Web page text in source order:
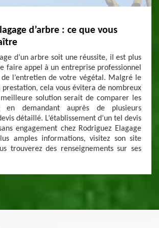
d’arbre : ce que vous
d’un arbre soit une réussite, il est plus
faire appel à un entreprise professionnel
de l’entretien de votre végétal. Malgré le
prestation, cela vous évitera de nombreux
solution serait de comparer les
en demandant auprès de plusieurs
détaillé. L’établissement d’un tel devis
engagement chez Rodriguez Elagage
amples informations, visitez son site
trouverez des renseignements sur ses